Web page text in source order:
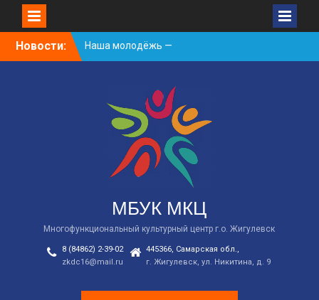
SkipНовости:
Наша молодёжь —
гордость Жигулёвска!
Встречаем новый
творческий сезон
2026/2027 в КДЦ!
МБУК МКЦ
Многофункциональный культурный центр г.о. Жигулевск
8 (84862) 2-39-02
zkdc16@mail.ru
445366, Самарская обл.,
г. Жигулевск, ул. Никитина, д. 9